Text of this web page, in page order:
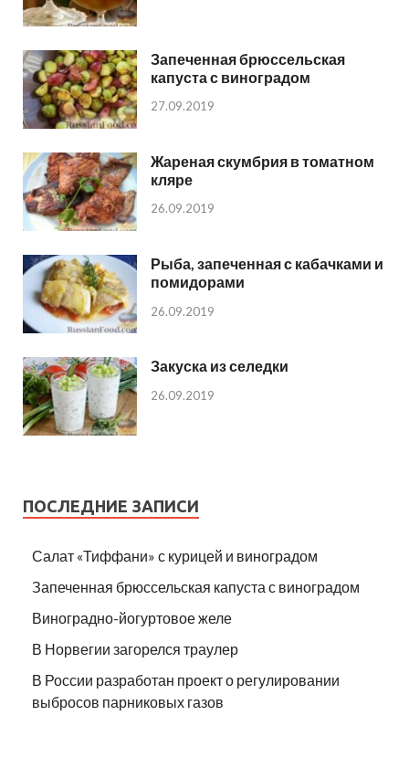
Запеченная брюссельская
капуста с виноградом
27.09.2019
Жареная скумбрия в томатном
кляре
26.09.2019
Рыба, запеченная с кабачками и
помидорами
26.09.2019
Закуска из селедки
26.09.2019
ПОСЛЕДНИЕ ЗАПИСИ
Салат «Тиффани» с курицей и виноградом
Запеченная брюссельская капуста с виноградом
Виноградно-йогуртовое желе
В Норвегии загорелся траулер
В России разработан проект о регулировании
выбросов парниковых газов